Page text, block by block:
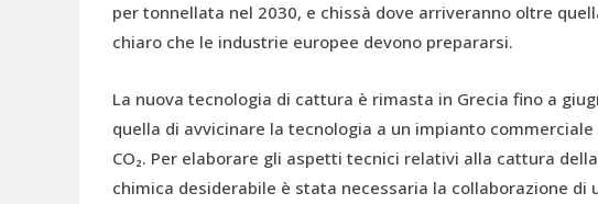
per tonnellata nel 2030, e chissà dove arriveranno oltre
chiaro che le industrie europee devono prepararsi.
La nuova tecnologia di cattura è rimasta in Grecia fino a
quella di avvicinare la tecnologia a un impianto
CO₂. Per elaborare gli aspetti tecnici relativi alla cattura
chimica desiderabile è stata necessaria la collaborazione di